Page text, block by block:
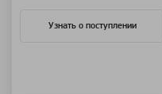
Узнать о поступлении